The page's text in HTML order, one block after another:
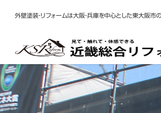
外壁塗装・リフォームは大阪・兵庫を中心とした東大阪市